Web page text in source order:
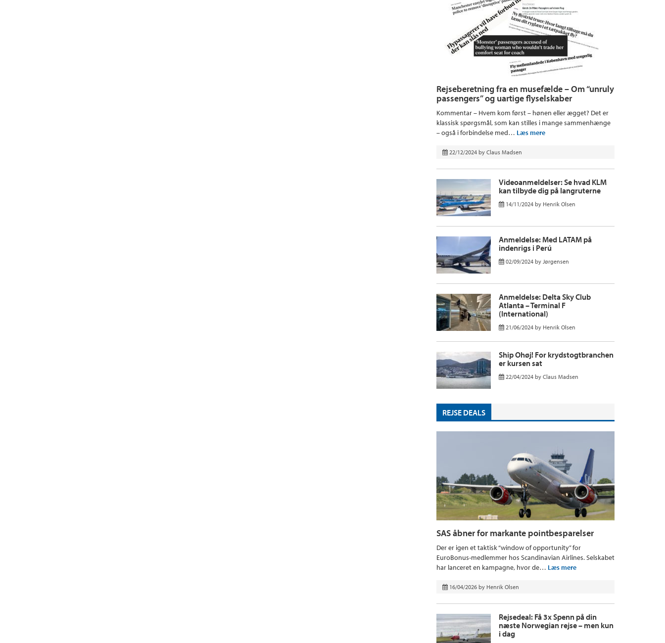
Rejseberetning fra en musefælde – Om “unruly
passengers” og uartige flyselskaber
Kommentar – Hvem kom først – hønen eller ægget? Det er
klassisk spørgsmål, som kan stilles i mange sammenhænge
– også i forbindelse med… Læs mere
22/12/2024 by Claus Madsen
Videoanmeldelser: Se hvad KLM
kan tilbyde dig på langruterne
14/11/2024 by Henrik Olsen
Anmeldelse: Med LATAM på
indenrigs i Perú
02/09/2024 by Jørgensen
Anmeldelse: Delta Sky Club
Atlanta – Terminal F
(International)
21/06/2024 by Henrik Olsen
Ship Ohøj! For krydstogtbranchen
er kursen sat
22/04/2024 by Claus Madsen
REJSE DEALS
SAS åbner for markante pointbesparelser
Der er igen et taktisk “window of opportunity” for
EuroBonus-medlemmer hos Scandinavian Airlines. Selskabet
har lanceret en kampagne, hvor de… Læs mere
16/04/2026 by Henrik Olsen
Rejsedeal: Få 3x Spenn på din
næste Norwegian rejse – men kun
i dag